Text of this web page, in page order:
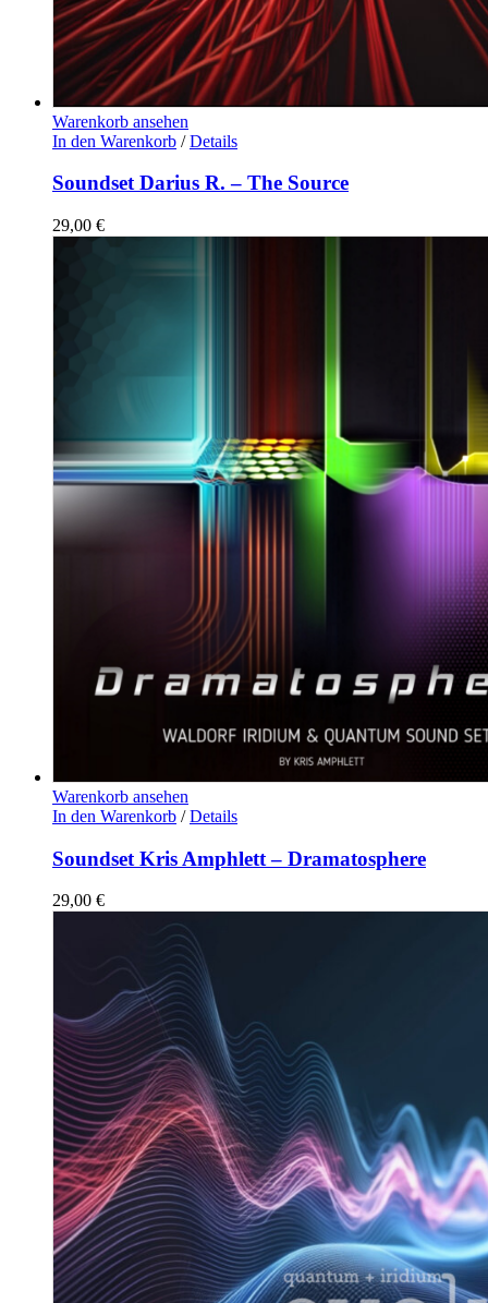
Warenkorb ansehen
In den Warenkorb / Details
Soundset Darius R. – The Source
29,00 €
Warenkorb ansehen
In den Warenkorb / Details
Soundset Kris Amphlett – Dramatosphere
29,00 €